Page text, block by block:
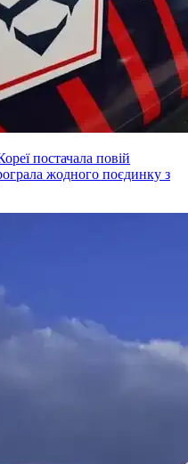
постачала повій
жодного поєдинку з